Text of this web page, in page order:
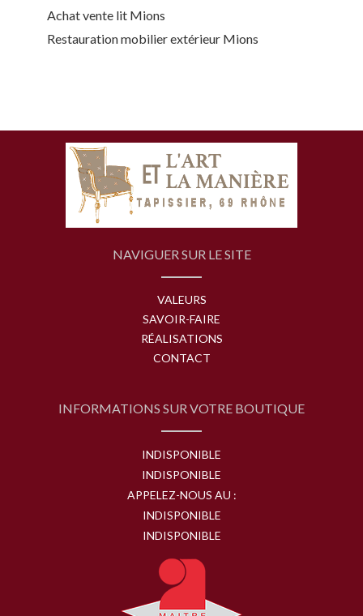
Achat vente lit Mions
Restauration mobilier extérieur Mions
NAVIGUER SUR LE SITE
VALEURS
SAVOIR-FAIRE
RÉALISATIONS
CONTACT
INFORMATIONS SUR VOTRE BOUTIQUE
INDISPONIBLE
INDISPONIBLE
APPELEZ-NOUS AU :
INDISPONIBLE
INDISPONIBLE